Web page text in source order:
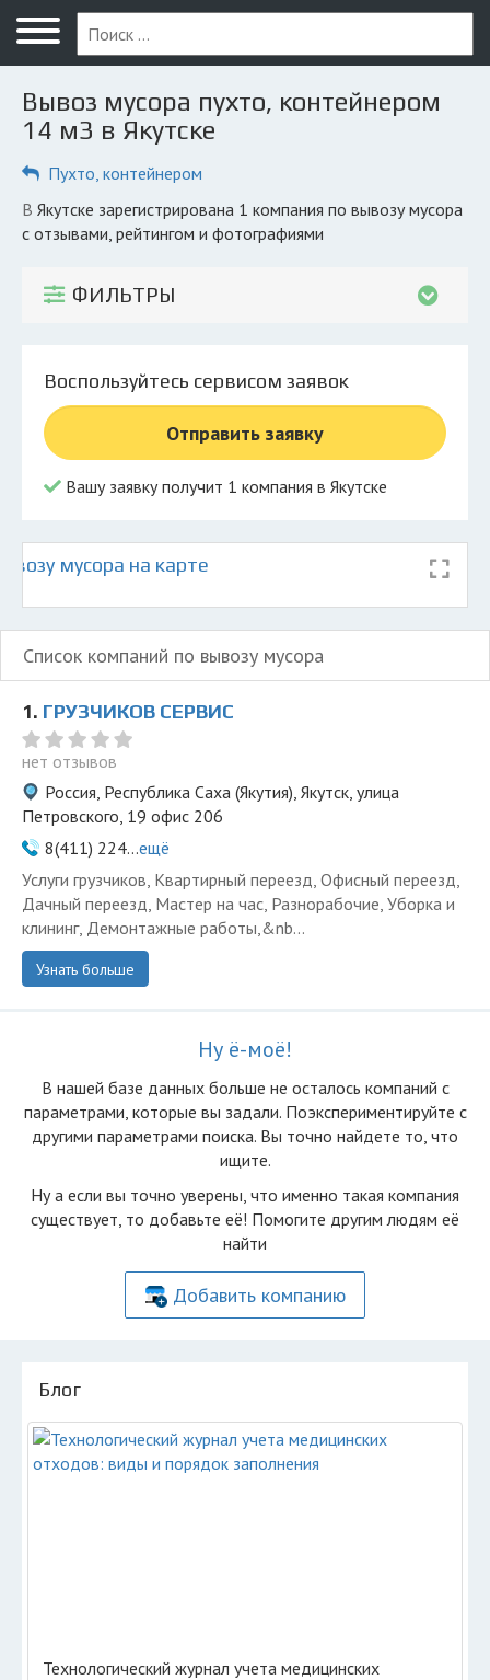
Меню
Главная
Вопрос юристу
Компании
Экоблог
© 2026 Все права защищены
Вывоз мусора пухто, контейнером
14 м3 в Якутске
Пухто, контейнером
в Якутске зарегистрирована 1 компания по вывозу мусора
с отзывами, рейтингом и фотографиями
ФИЛЬТРЫ
Воспользуйтесь сервисом заявок
Отправить заявку
Вашу заявку получит 1 компания в Якутске
мусора на карте
Список компаний по вывозу мусора
1. ГРУЗЧИКОВ СЕРВИС
нет отзывов
Россия, Республика Саха (Якутия), Якутск, улица
Петровского, 19 офис 206
8(411) 224...ещё
Услуги грузчиков, Квартирный переезд, Офисный переезд,
Дачный переезд, Мастер на час, Разнорабочие, Уборка и
клининг, Демонтажные работы,&nb...
Узнать больше
Ну ё-моё!
В нашей базе данных больше не осталоcь компаний с
параметрами, которые вы задали. Поэкспериментируйте с
другими параметрами поиска. Вы точно найдете то, что
ищите.
Ну а если вы точно уверены, что именно такая компания
существует, то добавьте её! Помогите другим людям её
найти
Добавить компанию
Блог
Технологический журнал учета медицинских